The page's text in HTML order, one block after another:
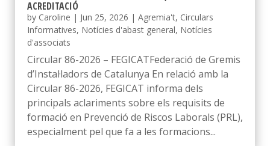
ACREDITACIÓ
by Caroline | Jun 25, 2026 | Agremia't, Circulars
Informatives, Notícies d'abast general, Notícies
d'associats
Circular 86-2026 – FEGICATFederació de Gremis
d’Instal·ladors de Catalunya En relació amb la
Circular 86-2026, FEGICAT informa dels
principals aclariments sobre els requisits de
formació en Prevenció de Riscos Laborals (PRL),
especialment pel que fa a les formacions...